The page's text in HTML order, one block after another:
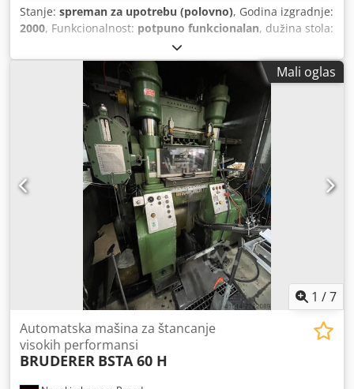
Stanje: spreman za upotrebu (polovno), Godina izgradnje:
2000, Funkcionalnost: potpuno funkcionalan, dužina stola:
650 mm, pritisna snaga:
klipa:51 mm,
Mali oglas
1 /7
Automatska mašina za štancanje
visokih performansi
BRUDERER BSTA 60 H